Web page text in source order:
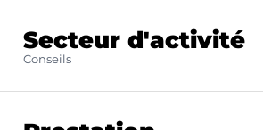
Secteur d'activité
Conseils